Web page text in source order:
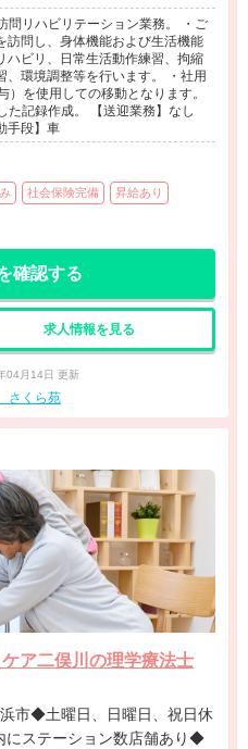
問リハビリテーション業務。 ・ご
訪問し、身体機能および生活機能
ハビリ、日常生活動作練習、拘縮
、環境調整等を行います。 ・社用
）を使用しての移動となります。
た記録作成。 【送迎業務】なし
手段】車
社会保険完備 昇給あり
確認する
求人情報を見る
04月14日 更新
さくら苑
ア二俣川の理学療法士
ステーション数店舗あり◆